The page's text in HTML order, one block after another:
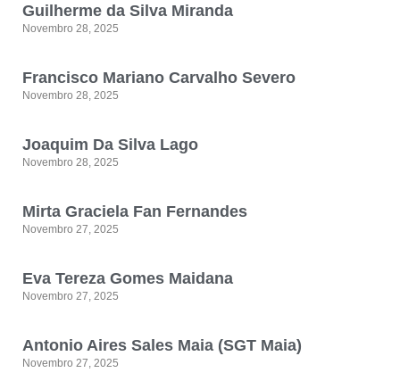
Guilherme da Silva Miranda
Novembro 28, 2025
Francisco Mariano Carvalho Severo
Novembro 28, 2025
Joaquim Da Silva Lago
Novembro 28, 2025
Mirta Graciela Fan Fernandes
Novembro 27, 2025
Eva Tereza Gomes Maidana
Novembro 27, 2025
Antonio Aires Sales Maia (SGT Maia)
Novembro 27, 2025